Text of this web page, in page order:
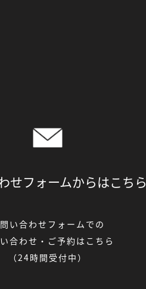
せフォームからはこちら
い合わせフォームでの
合わせ・ご予約はこちら
（24時間受付中）